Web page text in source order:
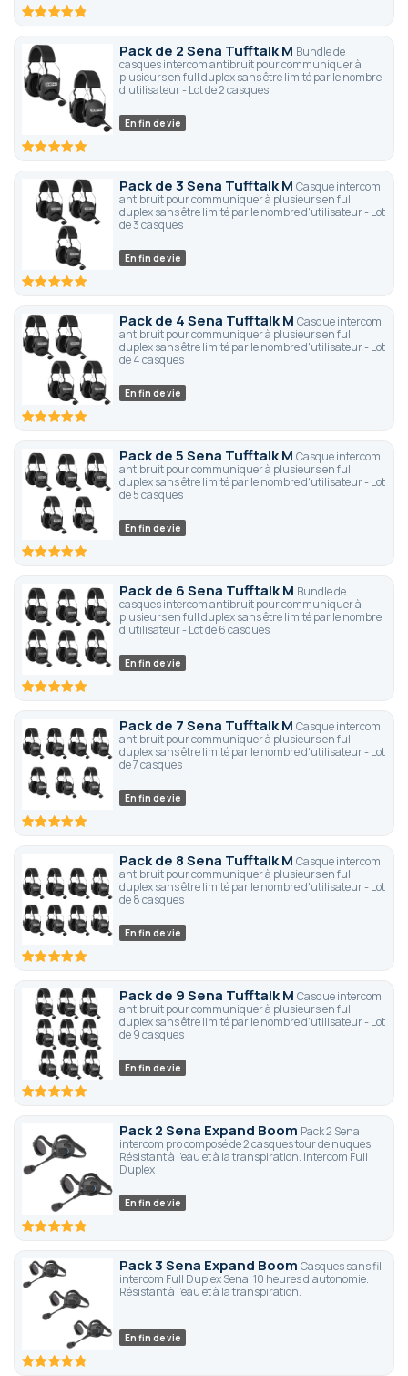
96.6100
Pack de 2 Sena Tufftalk M Bundle de
casques intercom antibruit pour communiquer à
plusieurs en full duplex sans être limité par le nombre
d'utilisateur - Lot de 2 casques
100 100
En fin de vie
Pack de 3 Sena Tufftalk M Casque intercom
antibruit pour communiquer à plusieurs en full
duplex sans être limité par le nombre d'utilisateur - Lot
de 3 casques
100 100
En fin de vie
Pack de 4 Sena Tufftalk M Casque intercom
antibruit pour communiquer à plusieurs en full
duplex sans être limité par le nombre d'utilisateur - Lot
de 4 casques
100 100
En fin de vie
Pack de 5 Sena Tufftalk M Casque intercom
antibruit pour communiquer à plusieurs en full
duplex sans être limité par le nombre d'utilisateur - Lot
de 5 casques
100 100
En fin de vie
Pack de 6 Sena Tufftalk M Bundle de
casques intercom antibruit pour communiquer à
plusieurs en full duplex sans être limité par le nombre
d'utilisateur - Lot de 6 casques
100 100
En fin de vie
Pack de 7 Sena Tufftalk M Casque intercom
antibruit pour communiquer à plusieurs en full
duplex sans être limité par le nombre d'utilisateur - Lot
de 7 casques
100 100
En fin de vie
Pack de 8 Sena Tufftalk M Casque intercom
antibruit pour communiquer à plusieurs en full
duplex sans être limité par le nombre d'utilisateur - Lot
de 8 casques
100 100
En fin de vie
Pack de 9 Sena Tufftalk M Casque intercom
antibruit pour communiquer à plusieurs en full
duplex sans être limité par le nombre d'utilisateur - Lot
de 9 casques
100 100
En fin de vie
Pack 2 Sena Expand Boom Pack 2 Sena
intercom pro composé de 2 casques tour de nuques.
Résistant à l'eau et à la transpiration. Intercom Full
Duplex
96.6100
En fin de vie
Pack 3 Sena Expand Boom Casques sans fil
intercom Full Duplex Sena. 10 heures d'autonomie.
Résistant à l'eau et à la transpiration.
96.6100
En fin de vie